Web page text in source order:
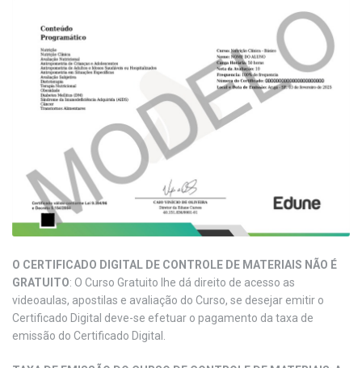
O CERTIFICADO DIGITAL DE CONTROLE DE MATERIAIS NÃO É
GRATUITO: O Curso Gratuito lhe dá direito de acesso as
videoaulas, apostilas e avaliação do Curso, se desejar emitir o
Certificado Digital deve-se efetuar o pagamento da taxa de
emissão do Certificado Digital.